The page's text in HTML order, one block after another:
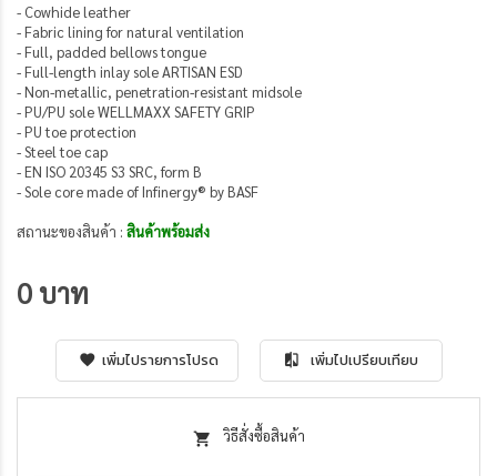
- Cowhide leather
- Fabric lining for natural ventilation
- Full, padded bellows tongue
- Full-length inlay sole ARTISAN ESD
- Non-metallic, penetration-resistant midsole
- PU/PU sole WELLMAXX SAFETY GRIP
- PU toe protection
- Steel toe cap
- EN ISO 20345 S3 SRC, form B
- Sole core made of Infinergy® by BASF
สถานะของสินค้า : สินค้าพร้อมส่ง
0 บาท
เพิ่มไปรายการโปรด เพิ่มไปเปรียบเทียบ
วิธีสั่งซื้อสินค้า